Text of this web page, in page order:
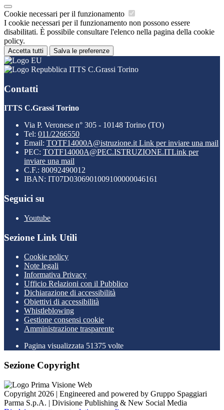
Cookie necessari per il funzionamento
I cookie necessari per il funzionamento non possono essere
disabilitati. È possibile consultare l'elenco nella pagina della cookie
policy.
Accetta tutti Salva le preferenze
ITTS C.Grassi Torino
Contatti
ITTS C.Grassi Torino
Via P. Veronese n° 305 - 10148 Torino (TO)
Tel: 011/2266550
Email: TOTF14000A@istruzione.it Link per inviare una mail
PEC: TOTF14000A@PEC.ISTRUZIONE.ITLink per
inviare una mail
C.F.: 80092490012
IBAN: IT07D0306901009100000046161
Seguici su
Youtube
Sezione Link Utili
Cookie policy
Note legali
Informativa Privacy
Ufficio Relazioni con il Pubblico
Dichiarazione di accessibilità
Obiettivi di accessibilità
Whistleblowing
Gestione consensi cookie
Amministrazione trasparente
Pagina visualizzata 51375 volte
Sezione Copyright
Copyright 2026 | Engineered and powered by Gruppo Spaggiari
Parma S.p.A. | Divisione Publishing & New Social Media